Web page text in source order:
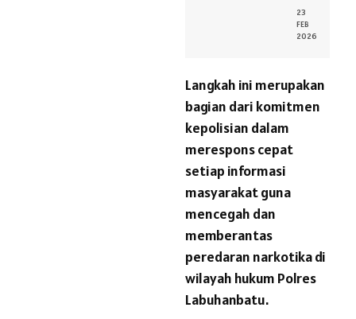
23
FEB
2026
Langkah ini merupakan
bagian dari komitmen
kepolisian dalam
merespons cepat
setiap informasi
masyarakat guna
mencegah dan
memberantas
peredaran narkotika di
wilayah hukum Polres
Labuhanbatu.